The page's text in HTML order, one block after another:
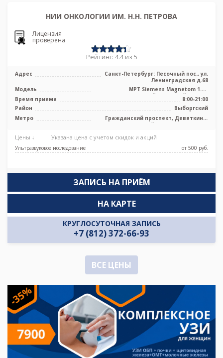
НИИ ОНКОЛОГИИ ИМ. Н.Н. ПЕТРОВА
Лицензия
проверена
Рейтинг: 4.4 из 5
Адрес
Санкт-Петербург: Песочный пос., ул.
Ленинградская д.68
Модель
МРТ Siemens Magnetom 1.5T
высокопольный закрытый тип, GE
Signa Excite ...
Время приема
8:00-21:00
Район
Выборгский
Метро
Гражданский проспект, Девяткино,
Комендантский проспект, Озерки,
Цены ↓ Указана цена с учетом скидок и акций
Ультразвуковое исследование от 500 pуб.
ЗАПИСЬ НА ПРИЁМ
КРУГЛОСУТОЧНАЯ ЗАПИСЬ
+7 (812) 372-66-93
НА КАРТЕ
ВСЕ ЦЕНЫ